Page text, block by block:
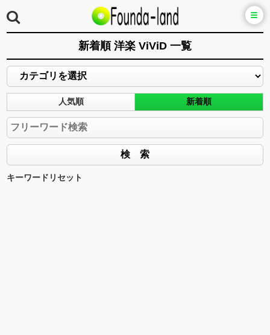
新着順 洋楽 ViViD 一覧
人気順 新着順
キーワードリセット